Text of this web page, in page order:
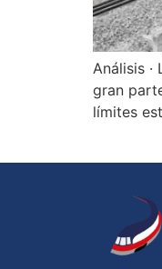
Análisis
gran
límites